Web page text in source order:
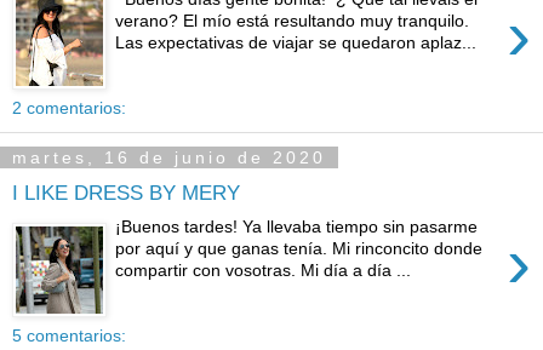
›
verano? El mío está resultando muy tranquilo.
Las expectativas de viajar se quedaron aplaz...
2 comentarios:
martes, 16 de junio de 2020
I LIKE DRESS BY MERY
›
¡Buenos tardes! Ya llevaba tiempo sin pasarme
por aquí y que ganas tenía. Mi rinconcito donde
compartir con vosotras. Mi día a día ...
5 comentarios: